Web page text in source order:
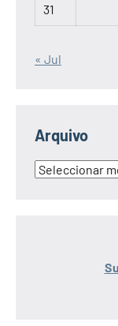
31
« Jul
Arquivo
Arquivo